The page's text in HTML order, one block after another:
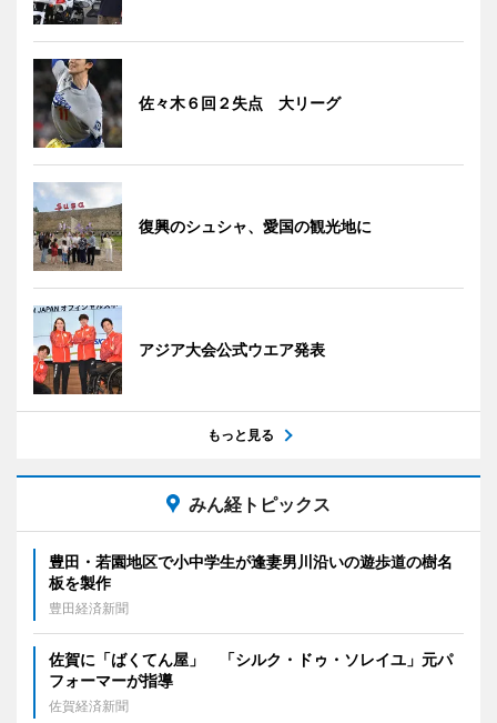
佐々木６回２失点 大リーグ
復興のシュシャ、愛国の観光地に
アジア大会公式ウエア発表
もっと見る
みん経トピックス
豊田・若園地区で小中学生が逢妻男川沿いの遊歩道の樹名
板を製作
豊田経済新聞
佐賀に「ばくてん屋」 「シルク・ドゥ・ソレイユ」元パ
フォーマーが指導
佐賀経済新聞